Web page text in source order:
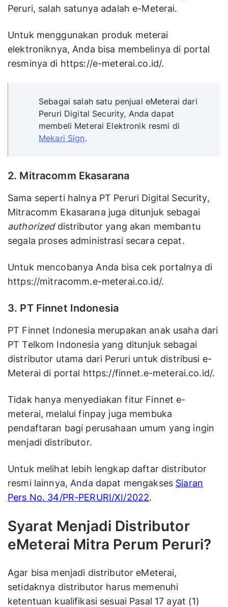
Peruri, salah satunya adalah e-Meterai.
Untuk menggunakan produk meterai
elektroniknya, Anda bisa membelinya di portal
resminya di https://e-meterai.co.id/.
Sebagai salah satu penjual eMeterai dari
Peruri Digital Security, Anda dapat
membeli Meterai Elektronik resmi di
Mekari Sign.
2. Mitracomm Ekasarana
Sama seperti halnya PT Peruri Digital Security,
Mitracomm Ekasarana juga ditunjuk sebagai
authorizeddistributor yang akan membantu
segala proses administrasi secara cepat.
Untuk mencobanya Anda bisa cek portalnya di
https://mitracomm.e-meterai.co.id/.
3. PT Finnet Indonesia
PT Finnet Indonesia merupakan anak usaha dari
PT Telkom Indonesia yang ditunjuk sebagai
distributor utama dari Peruri untuk distribusi e-
Meterai di portal https://finnet.e-meterai.co.id/.
Tidak hanya menyediakan fitur Finnet e-
meterai, melalui finpay juga membuka
pendaftaran bagi perusahaan umum yang ingin
menjadi distributor.
Untuk melihat lebih lengkap daftar distributor
resmi lainnya, Anda dapat mengakses Siaran
Pers No. 34/PR-PERURI/XI/2022.
Syarat Menjadi Distributor
eMeterai Mitra Perum Peruri?
Agar bisa menjadi distributor eMeterai,
setidaknya distributor harus memenuhi
ketentuan kualifikasi sesuai Pasal 17 ayat (1)